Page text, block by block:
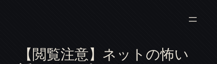
【閲覧注意】ネットの怖い